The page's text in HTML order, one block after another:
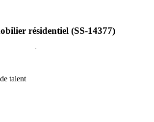
résidentiel (SS-14377)
talent